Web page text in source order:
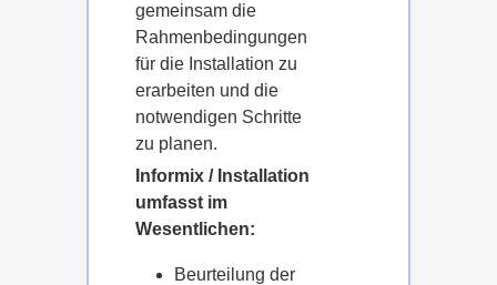
gemeinsam die
Rahmenbedingungen
für die Installation zu
erarbeiten und die
notwendigen Schritte
zu planen.
Informix / Installation
umfasst im
Wesentlichen:
Beurteilung der